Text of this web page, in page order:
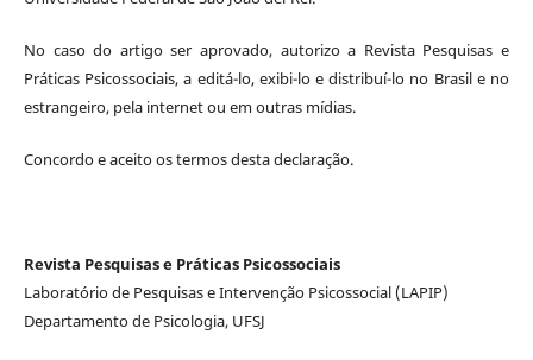
No caso do artigo ser aprovado, autorizo a Revista Pesquisas e
Práticas Psicossociais, a editá-lo, exibi-lo e distribuí-lo no Brasil e no
estrangeiro, pela internet ou em outras mídias.
Concordo e aceito os termos desta declaração.
Revista Pesquisas e Práticas Psicossociais
Laboratório de Pesquisas e Intervenção Psicossocial (LAPIP)
Departamento de Psicologia, UFSJ